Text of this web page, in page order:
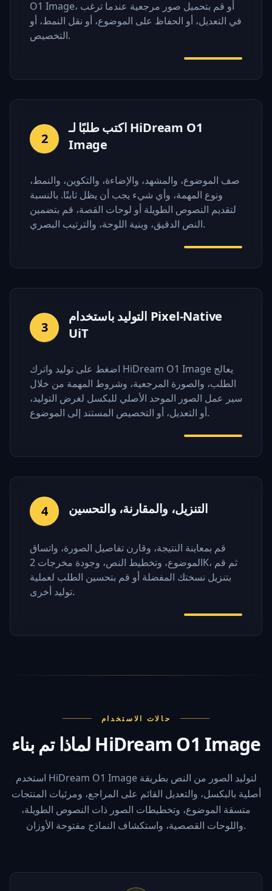
O1 Image، أو قم بتحميل صور مرجعية عندما ترغب
في التعديل، أو الحفاظ على الموضوع، أو نقل النمط، أو
التخصيص.
2
اكتب طلبًا لـ HiDream O1
Image
صف الموضوع، والمشهد، والإضاءة، والتكوين، والنمط،
ونوع المهمة، وأي شيء يجب أن يظل ثابتًا. بالنسبة
لتقديم النصوص الطويلة أو لوحات القصة، قم بتضمين
النص الدقيق، وبنية اللوحة، والترتيب البصري.
3
التوليد باستخدام Pixel-Native
UiT
اضغط على توليد واترك HiDream O1 Image يعالج
الطلب، والصورة المرجعية، وشروط المهمة من خلال
سير عمل الصور الموحد الأصلي للبكسل لغرض التوليد،
أو التعديل، أو التخصيص المستند إلى الموضوع.
4 التنزيل، والمقارنة، والتحسين
قم بمعاينة النتيجة، وقارن تفاصيل الصورة، واتساق
الموضوع، وتخطيط النص، وجودة مخرجات 2K، ثم قم
بتنزيل نسختك المفضلة أو قم بتحسين الطلب لعملية
توليد أخرى.
حالات الاستخدام
لماذا تم بناء HiDream O1 Image
استخدم HiDream O1 Image لتوليد الصور من النص بطريقة
أصلية بالبكسل، والتعديل القائم على المراجع، ومرئيات المنتجات
متسقة الموضوع، وتخطيطات الصور ذات النصوص الطويلة،
واللوحات القصصية، واستكشاف النماذج مفتوحة الأوزان.